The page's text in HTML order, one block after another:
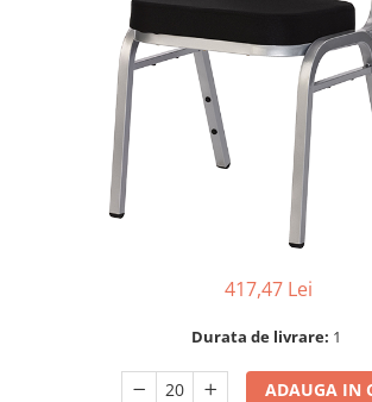
Scaune terasa
Seturi Terasa
Sezlonguri si Baldachine
Scaune Inalte De Bar
417,47 Lei
Durata de livrare: 1
ADAUGA IN